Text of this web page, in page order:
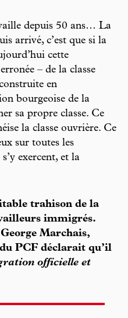
depuis 50 ans… La
arrivé, c’est que si la
cette
– de la classe
en
bourgeoise de la
sa propre classe. Ce
la classe ouvrière. Ce
sur toutes les
exercent, et la
trahison de la
immigrés.
Marchais,
PCF déclarait qu’il
officielle et